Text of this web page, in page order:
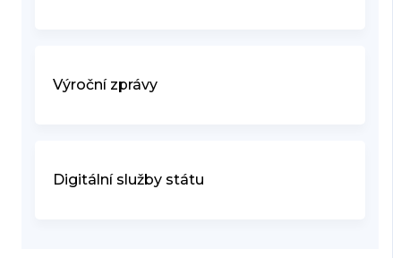
Výroční zprávy
Digitální služby státu